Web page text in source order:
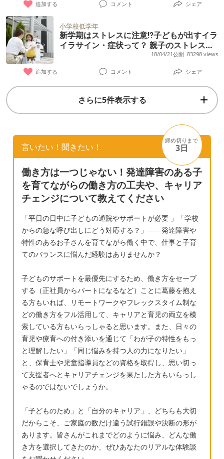
です。 体力的な消耗はないですが、神経の消
耗が激しく毎日本当にイライラが止まりませ
ん。私も息子がまたこぼすのではないか、中
途半端に終わらせてまた片付けないで次のこ
とやり始めるのではないかと常に監視モード
です。息子も視線を感じ取っています。 そん
な息子のいいところは、毎日学校に嫌がらず
行けて宿題を学童でやるようになったことで
す。水泳や運動は得意で体は丈夫です。学童
のお迎えに行くと、いつもダラダラしていた
のにサッと準備ができるようになりました。
少しだけでも進歩はあるのですが...毎日、都
度多くのタイミングで困らせることが本当に
多いです。気にするなと言われても無理で
す。家がめちゃくちゃになるし、出費がかさ
辛いです。私は母親としてダメですか？まだ
解決策がありますか？ こんな発達グレーの子
供でも、将来なんとかなった事例はあります
入ってもらいたいと何回も思いました。交通
事故にでも合えば楽になるかな。なんてブラ
ックな気持ちを抱えたこともあります。 どん
なことでもいいので、ご意見、アドバイスく
ださい。 心が疲弊してるため、批判やアンチ
コメントは控えてほしいです。
です。 同じような境遇の方いらっしゃいます
か？ 兄弟2人共発達障害ってあんまりいない
んですよね。。。
ませんでした。 今までのこともほとんど聞か
ずに色々と決めるのが児童相談所なのでしょ
うか？ これまでの支援や対応は確認する必要
がないのでしょうか？ 児童相談所としての対
応がそのようなマニュアルになっているの
か、担当者個人の対応が悪いのか判断出来ま
きず、施設や学校へ確認もさせてもらえず、
の参観のみ(会話禁止)。コロナ禍で簡単に面
会が出来ないのは仕方がないとは思います
が、あまりにも情報が隠されているように感
じています。 対応の改善を求めていいのか、
諦めるしかないのか、判断出来ないでいま
す。 児童相談所への相談経験がある方、児童
相談所の仕組みに詳しい方の体験や意見を教
えてください。 思ったままに文字を入力して
しまったので、分かりにくい部分や不快に思
われる部分がありましたらごめんなさい。 よ
追加する コメント シェア
小学校低学年
新学期はストレスに注意⁉子どもが出すイラ
イラサイン・症状って？ 親子のストレス発
18/04/21公開 83298 views
追加する コメント シェア
さらに5件表示する
言いたい！聞きたい！
締め切りまで
3日
働き方は一つじゃない！発達障害のある子
を育てながらの働き方の工夫や、キャリア
チェンジについて教えてください
「平日の日中に子どもの通院やサポートが必要 」「学校
からの急な呼び出しにどう対応する？」——発達障害や
特性のあるお子さんを育てながら働く中で、仕事と子育
てのバランスに悩んだ経験はありませんか？
子どものサポートを最優先にするため、働き方をセーブ
する（正社員からパートになるなど）ことに葛藤を抱え
る方もいれば、リモートワークやフレックスタイム制な
どの働き方をフル活用して、キャリアと育児の両立を模
索している方もいらっしゃると思います。また、日々の
育児や療育への付き添いを通じて「わが子の特性をもっ
と理解したい」「同じ悩みを持つ人の力になりたい」
と、保育士や児童指導員などの資格を取得し、思い切っ
て支援者へとキャリアチェンジを果たした方もいらっし
ゃるのではないでしょうか。
「子どものため」と「自分のキャリア」、どちらも大切
だからこそ、ご家庭の数だけ違う試行錯誤や決断の形が
あります。皆さんがこれまでどのように悩み、どんな働
き方を選択してきたのか、ぜひあなたのリアルな体験談